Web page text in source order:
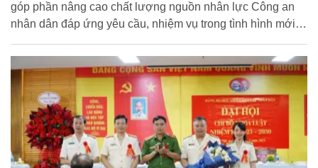
góp phần nâng cao chất lượng nguồn nhân lực Công an
nhân dân đáp ứng yêu cầu, nhiệm vụ trong tình hình mới”.
viện CSND chủ trì Hội thảo.